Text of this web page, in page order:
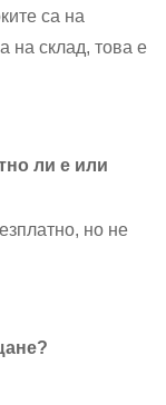
са на
на склад, това е
ли е или
но не